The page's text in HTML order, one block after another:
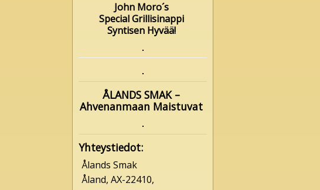
John Moro´s
Special Grillisinappi
Syntisen Hyvää!
ÅLANDS SMAK –
Ahvenanmaan Maistuvat
Yhteystiedot:
Ålands Smak
Åland, AX-22410,